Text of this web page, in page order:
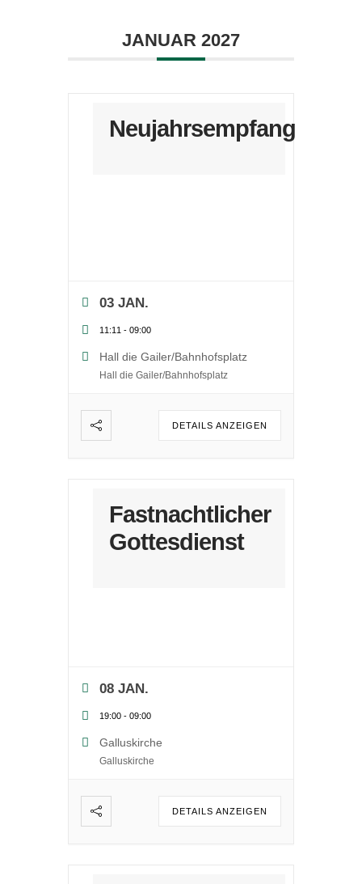
JANUAR 2027
Neujahrsempfang
03 JAN.
11:11 - 09:00
Hall die Gailer/Bahnhofsplatz
Hall die Gailer/Bahnhofsplatz
DETAILS ANZEIGEN
Fastnachtlicher
Gottesdienst
08 JAN.
19:00 - 09:00
Galluskirche
Galluskirche
DETAILS ANZEIGEN